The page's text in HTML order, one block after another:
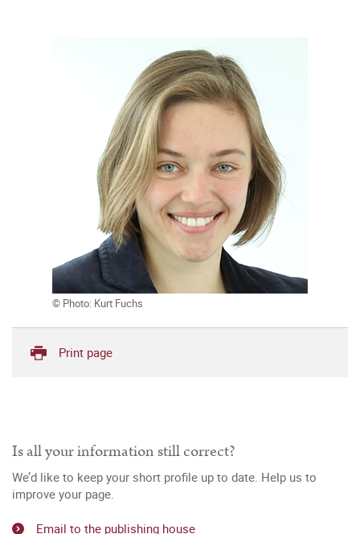
© Photo: Kurt Fuchs
Print page
Is all your information still correct?
We’d like to keep your short profile up to date. Help us to
improve your page.
Email to the publishing house